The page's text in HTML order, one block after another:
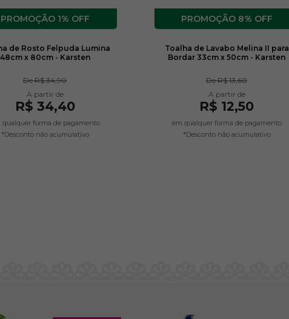
1% OFF
de Rosto Felpuda Lumina
48cm x 80cm - Karsten
DeR$ 34,90
R$ 34,40
qualquer forma de pagamento
*Desconto não acumulativo
8% OFF
Toalha de Lavabo Melina II para
Bordar 33cm x 50cm - Karsten
DeR$ 13,60
R$ 12,50
em qualquer forma de pagamento
*Desconto não acumulativo